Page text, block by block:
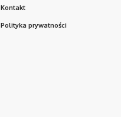
Kontakt
Polityka prywatności